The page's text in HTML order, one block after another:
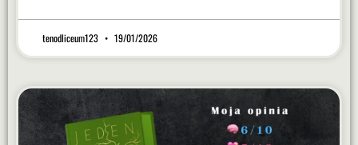
tenodliceum123 19/01/2026